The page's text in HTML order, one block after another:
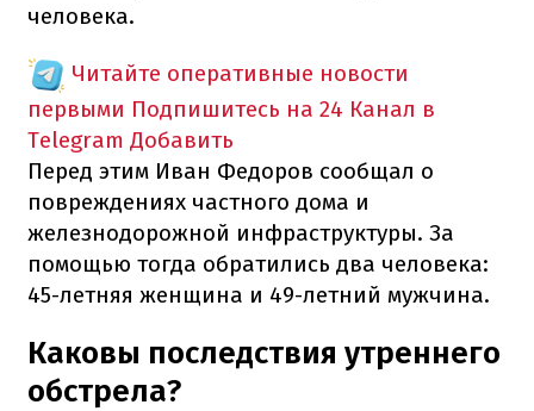
человека.
Читайте оперативные новости
первыми Подпишитесь на 24 Канал в
Telegram Добавить
Перед этим Иван Федоров сообщал о
повреждениях частного дома и
железнодорожной инфраструктуры. За
помощью тогда обратились два человека:
45-летняя женщина и 49-летний мужчина.
Каковы последствия утреннего
обстрела?